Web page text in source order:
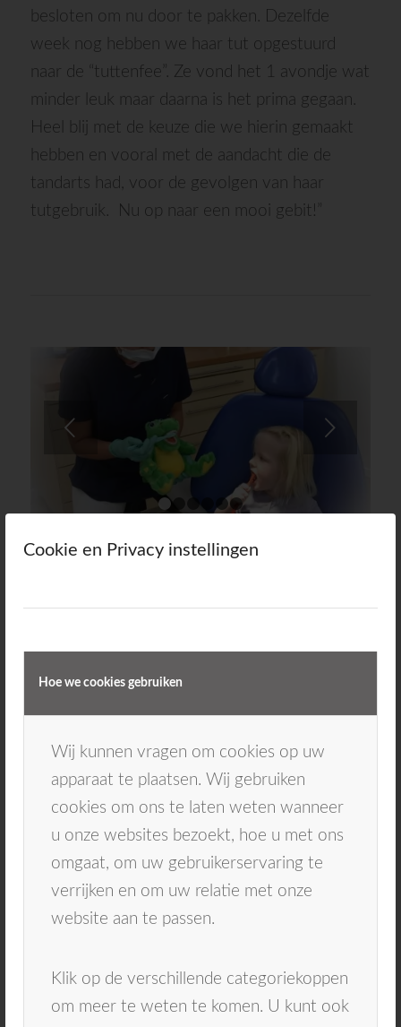
Cookie en Privacy instellingen
Hoe we cookies gebruiken
Wij kunnen vragen om cookies op uw
apparaat te plaatsen. Wij gebruiken
cookies om ons te laten weten wanneer
u onze websites bezoekt, hoe u met ons
omgaat, om uw gebruikerservaring te
verrijken en om uw relatie met onze
website aan te passen.
Klik op de verschillende categoriekoppen
om meer te weten te komen. U kunt ook
besloten om nu door te pakken. Dezelfde
week nog hebben we haar tut opgestuurd
naar de “tuttenfee”. Ze vond het 1 avondje wat
minder leuk maar daarna is het prima gegaan.
Heel blij met de keuze die we hierin gemaakt
hebben en vooral met de aandacht die de
tandarts had, voor de gevolgen van haar
tutgebruik. Nu op naar een mooi gebit!”
Volgende
1 2 3 4 5 6
Het is erg belangrijk om vanaf een zo’n vroeg
mogelijke leeftijd naar de tandarts te gaan. In
ieder geval zodra de eerste tanden
doorkomen. Onderzoek toont namelijk aan dat
problemen in de mond op vroege leeftijd
gevolgen heeft voor het gebit op latere
leeftijd; het vergoot de kans op gaatjes.
We zien toch nog best vaak kindjes met
overbeet, zoals hierboven besproken. Om
problemen in de mond bij kinderen te